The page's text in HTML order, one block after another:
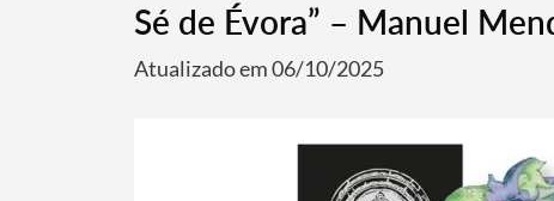
Sé de Évora” – Manuel
Atualizado em 06/10/2025